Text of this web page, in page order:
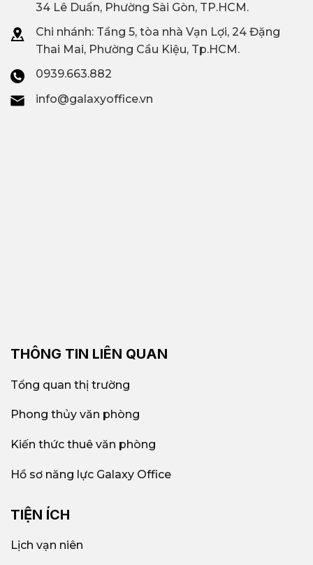
34 Lê Duẩn, Phường Sài Gòn, TP.HCM.
Chi nhánh: Tầng 5, tòa nhà Vạn Lợi, 24 Đặng
Thai Mai, Phường Cầu Kiệu, Tp.HCM.
0939.663.882
info@galaxyoffice.vn
THÔNG TIN LIÊN QUAN
Tổng quan thị trường
Phong thủy văn phòng
Kiến thức thuê văn phòng
Hồ sơ năng lực Galaxy Office
TIỆN ÍCH
Lịch vạn niên